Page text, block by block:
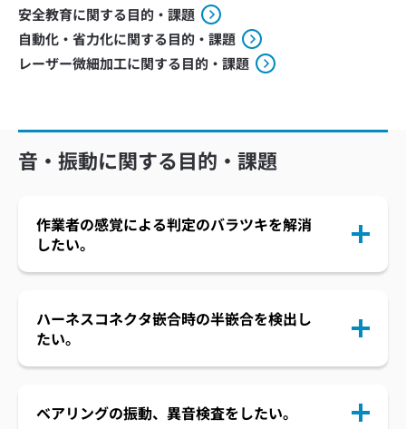
安全教育に関する目的・課題
自動化・省力化に関する目的・課題
レーザー微細加工に関する目的・課題
音・振動に関する目的・課題
作業者の感覚による判定のバラツキを解消
したい。
ハーネスコネクタ嵌合時の半嵌合を検出し
たい。
ベアリングの振動、異音検査をしたい。